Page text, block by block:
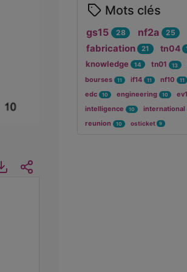
Téléchargements
Mots clés
gs15 28 nf2a 25
fabrication 21 tn04
knowledge 14 tn01 13
bourses 11 if14 11 nf10 11
edc 10 engineering 10
intelligence 10 international
reunion 10 osticket 9